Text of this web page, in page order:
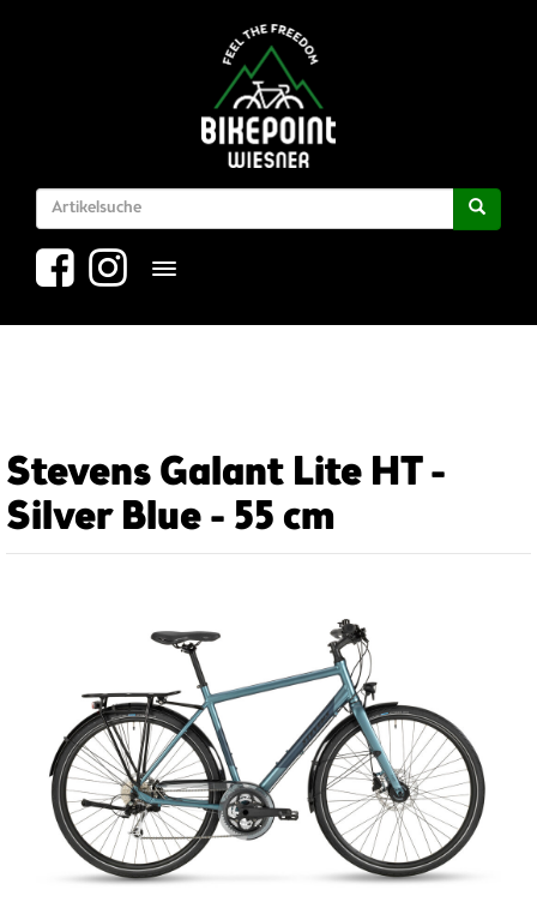
Toggle navigation
Stevens Galant Lite HT -
Silver Blue - 55 cm